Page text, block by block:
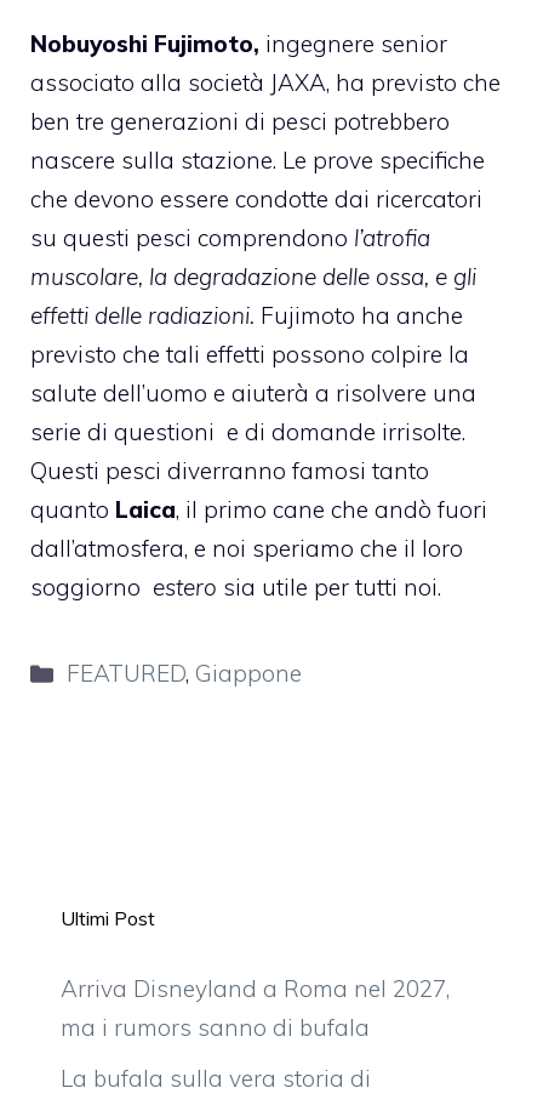
Nobuyoshi Fujimoto, ingegnere senior
associato alla società JAXA, ha previsto che
ben tre generazioni di pesci potrebbero
nascere sulla stazione. Le prove specifiche
che devono essere condotte dai ricercatori
su questi pesci comprendono l’atrofia
muscolare, la degradazione delle ossa, e gli
effetti delle radiazioni. Fujimoto ha anche
previsto che tali effetti possono colpire la
salute dell’uomo e aiuterà a risolvere una
serie di questioni e di domande irrisolte.
Questi pesci diverranno famosi tanto
quanto Laica, il primo cane che andò fuori
dall’atmosfera, e noi speriamo che il loro
soggiorno estero sia utile per tutti noi.
Categorie
FEATURED, Giappone
Ultimi Post
Arriva Disneyland a Roma nel 2027,
ma i rumors sanno di bufala
La bufala sulla vera storia di